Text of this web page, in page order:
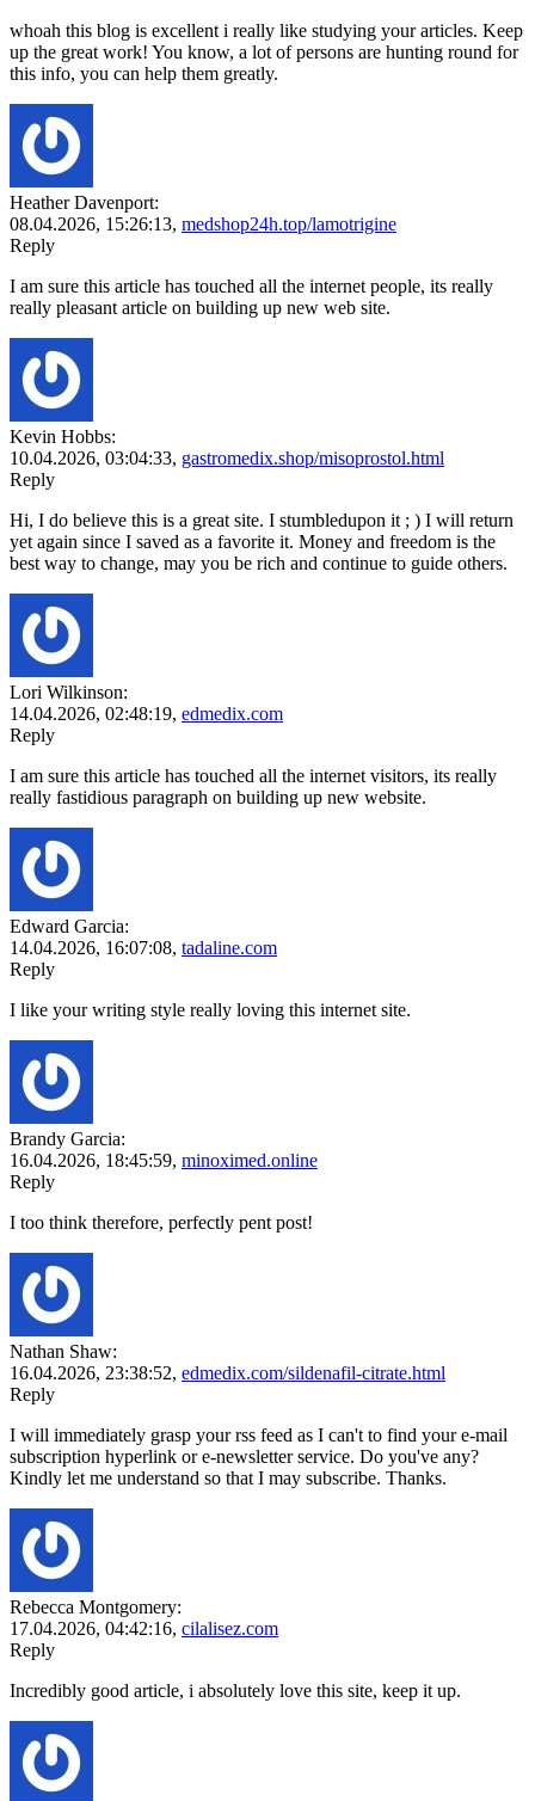
whoah this blog is excellent i really like studying your articles. Keep
up the great work! You know, a lot of persons are hunting round for
this info, you can help them greatly.
Heather Davenport:
08.04.2026, 15:26:13, medshop24h.top/lamotrigine
Reply
I am sure this article has touched all the internet people, its really
really pleasant article on building up new web site.
Kevin Hobbs:
10.04.2026, 03:04:33, gastromedix.shop/misoprostol.html
Reply
Hi, I do believe this is a great site. I stumbledupon it ; ) I will return
yet again since I saved as a favorite it. Money and freedom is the
best way to change, may you be rich and continue to guide others.
Lori Wilkinson:
14.04.2026, 02:48:19, edmedix.com
Reply
I am sure this article has touched all the internet visitors, its really
really fastidious paragraph on building up new website.
Edward Garcia:
14.04.2026, 16:07:08, tadaline.com
Reply
I like your writing style really loving this internet site.
Brandy Garcia:
16.04.2026, 18:45:59, minoximed.online
Reply
I too think therefore, perfectly pent post!
Nathan Shaw:
16.04.2026, 23:38:52, edmedix.com/sildenafil-citrate.html
Reply
I will immediately grasp your rss feed as I can't to find your e-mail
subscription hyperlink or e-newsletter service. Do you've any?
Kindly let me understand so that I may subscribe. Thanks.
Rebecca Montgomery:
17.04.2026, 04:42:16, cilalisez.com
Reply
Incredibly good article, i absolutely love this site, keep it up.